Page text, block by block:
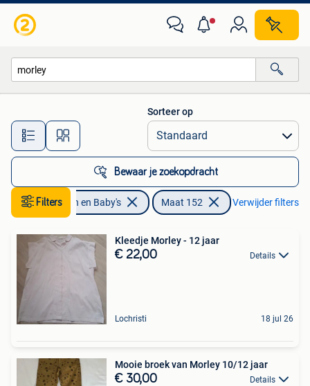
Alle afstanden…
Sorteer op
Bewaar je zoekopdracht
Filters
Kinderen en Baby's Maat 152 Verwijder filters
Kleedje Morley - 12 jaar
€ 22,00 Details
Lochristi 18 jul 26
Mooie broek van Morley 10/12 jaar
€ 30,00 Details